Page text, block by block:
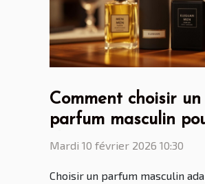
Comment choisir un
parfum masculin
chaque occasion ?
Mardi 10 février 2026 10:30
Choisir un parfum masculin